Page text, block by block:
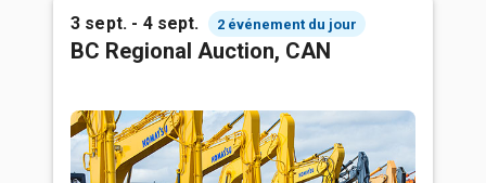
3 sept. - 4 sept. 2 événement du jour
BC Regional Auction, CAN